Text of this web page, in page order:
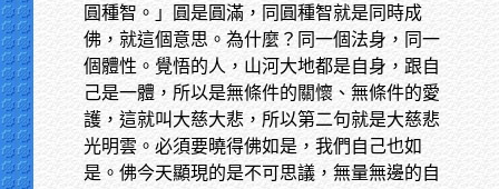
圓種智。」圓是圓滿，同圓種智就是同時成
佛，就這個意思。為什麼？同一個法身，同一
個體性。覺悟的人，山河大地都是自身，跟自
己是一體，所以是無條件的關懷、無條件的愛
護，這就叫大慈大悲，所以第二句就是大慈悲
光明雲。必須要曉得佛如是，我們自己也如
是。佛今天顯現的是不可思議，無量無邊的自